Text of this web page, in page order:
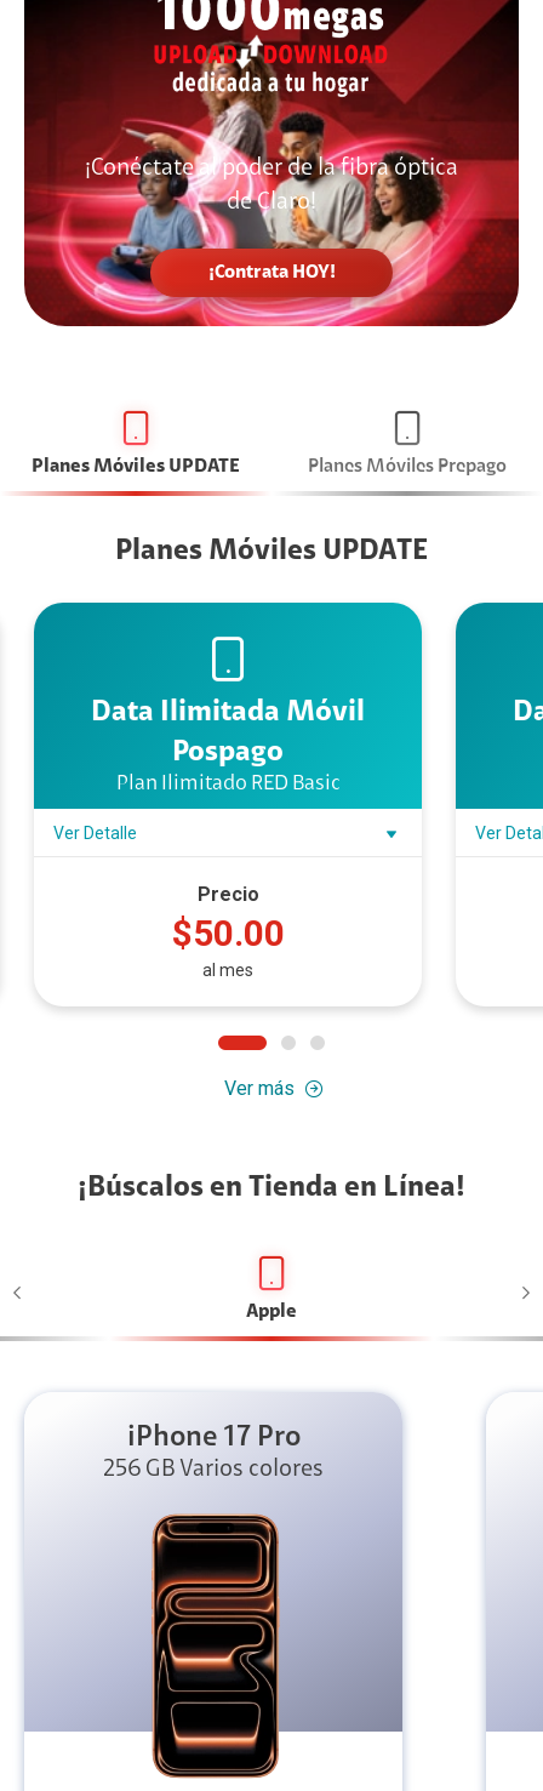
¡Conéctate al poder de la fibra óptica
de Claro!
¡Contrata HOY!
Planes Móviles UPDATE Planes Móviles Prepago
Planes Móviles UPDATE
Data Ilimitada Móvil
Pospago
Plan Ilimitado RED Basic
Ver Detalle
Precio
$50.00
al mes
Ver
Ver más
¡Búscalos en Tienda en Línea!
Apple
iPhone 17 Pro
256 GB Varios colores